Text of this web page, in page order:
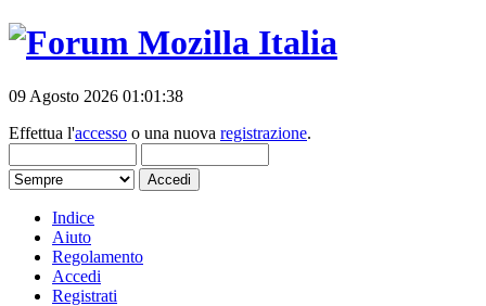
09 Agosto 2026 01:01:38
Effettua l'accesso o una nuova registrazione.
Indice
Aiuto
Regolamento
Accedi
Registrati